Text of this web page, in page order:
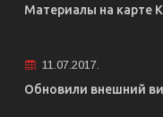
Материалы на карте
11.07.2017.
Обновили внешний